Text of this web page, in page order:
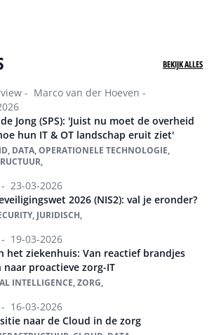
BEKIJK ALLES
- Marco van der Hoeven -
Jong (SPS): 'Juist nu moet de overheid
hun IT & OT landschap eruit ziet'
DATA, OPERATIONELE TECHNOLOGIE,
23-03-2026
2026 (NIS2): val je eronder?
JURIDISCH,
19-03-2026
het ziekenhuis: Van reactief brandjes
naar proactieve zorg-IT
INTELLIGENCE, ZORG,
16-03-2026
naar de Cloud in de zorg